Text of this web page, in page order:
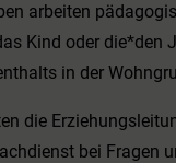
arbeiten
Kind oder die*den
in der
die
bei Fragen